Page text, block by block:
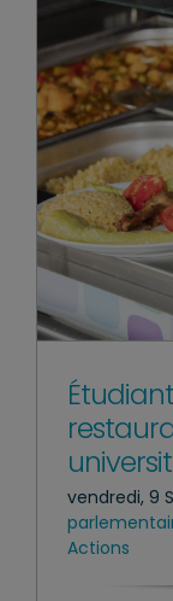
vendredi, 9
Actions